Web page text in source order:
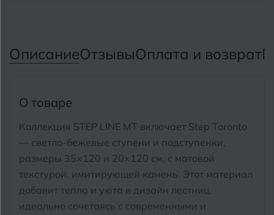
ОписаниеОтзывыОплата и возврат
О товаре
Коллекция STEP LINE MT включает Step Toronto
— светло-бежевые ступени и подступенки,
размеры 35×120 и 20×120 см, с матовой
текстурой, имитирующей камень. Этот материал
добавит тепла и уюта в дизайн лестниц,
идеально сочетаясь с современными и
Е
Иваново
Ижевск
Тольятти
Томск
Тула